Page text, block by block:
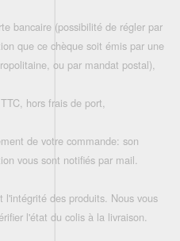
bancaire (possibilité de régler par
que ce chèque soit émis par une
ou par mandat postal),
hors frais de port,
de votre commande: son
vous sont notifiés par mail.
l'intégrité des produits. Nous vous
l'état du colis à la livraison.